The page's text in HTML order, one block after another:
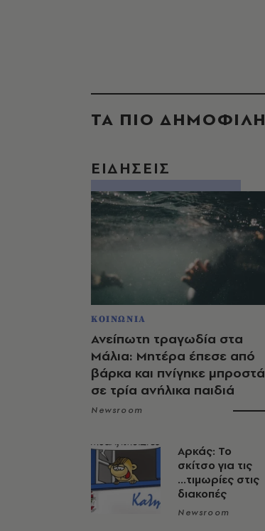
ΤΑ ΠΙΟ ΔΗΜΟΦΙΛΗ
ΕΙΔΗΣΕΙΣ
ΚΟΙΝΩΝΙΑ
Ανείπωτη τραγωδία στα
Μάλια: Μητέρα έπεσε από
βάρκα και πνίγηκε μπροστά
σε τρία ανήλικα παιδιά
Newsroom
Αρκάς: Το
σκίτσο για τις
...τιμωρίες στις
διακοπές
Newsroom